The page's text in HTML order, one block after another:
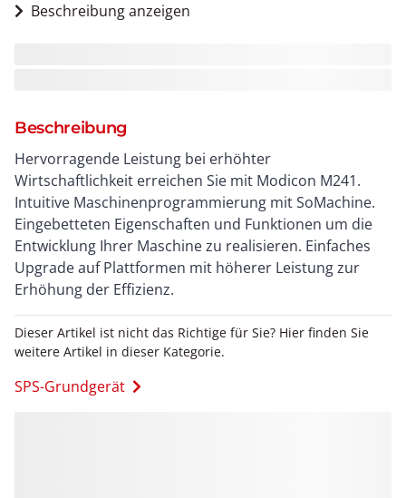
Beschreibung anzeigen
Beschreibung
Hervorragende Leistung bei erhöhter
Wirtschaftlichkeit erreichen Sie mit Modicon M241.
Intuitive Maschinenprogrammierung mit SoMachine.
Eingebetteten Eigenschaften und Funktionen um die
Entwicklung Ihrer Maschine zu realisieren. Einfaches
Upgrade auf Plattformen mit höherer Leistung zur
Erhöhung der Effizienz.
Dieser Artikel ist nicht das Richtige für Sie? Hier finden Sie
weitere Artikel in dieser Kategorie.
SPS-Grundgerät